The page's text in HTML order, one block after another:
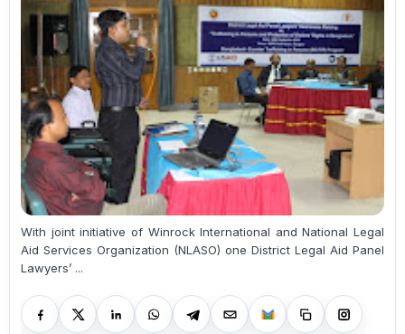
With joint initiative of Winrock International and National Legal
Aid Services Organization (NLASO) one District Legal Aid Panel
Lawyers’ ...